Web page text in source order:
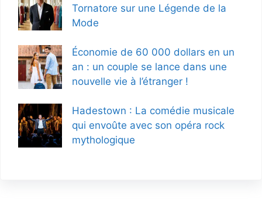
Tornatore sur une Légende de la
Mode
Économie de 60 000 dollars en un
an : un couple se lance dans une
nouvelle vie à l’étranger !
Hadestown : La comédie musicale
qui envoûte avec son opéra rock
mythologique